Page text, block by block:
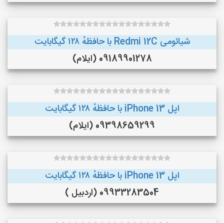
شیائومی Redmi 12C با حافظهٔ ۱۲۸ گیگابایت
09189901278 (ایلام)
اپل iPhone 13 با حافظهٔ ۱۲۸ گیگابایت
09398659299 (ایلام)
اپل iPhone 13 با حافظهٔ ۱۲۸ گیگابایت
09933283504 (اردبیل )